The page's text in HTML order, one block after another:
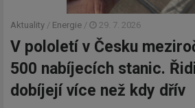
Aktuality / Energie / 29. 7. 2026
V pololetí v Česku
500 nabíjecích stanic.
dobíjejí více než kdy dřív